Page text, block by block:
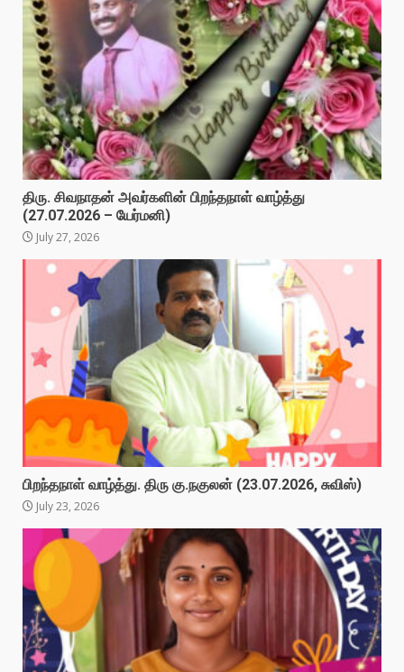
திரு. சிவநாதன் அவர்களின் பிறந்தநாள் வாழ்த்து
(27.07.2026 – யேர்மனி)
July 27, 2026
பிறந்தநாள் வாழ்த்து. திரு கு.நகுலன் (23.07.2026, சுவிஸ்)
July 23, 2026